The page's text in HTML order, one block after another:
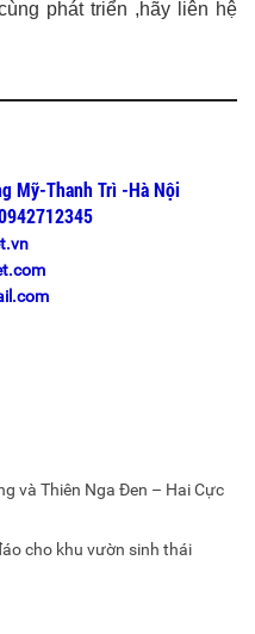
phát triển ,hãy liên hệ
Thanh Trì -Hà Nội
và Thiên Nga Đen – Hai Cực
cho khu vườn sinh thái